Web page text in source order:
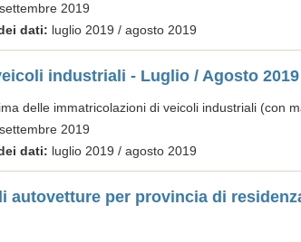
2019
dati: luglio 2019 / agosto 2019
industriali - Luglio / Agosto 2019
delle immatricolazioni di veicoli industriali (con
2019
dati: luglio 2019 / agosto 2019
autovetture per provincia di